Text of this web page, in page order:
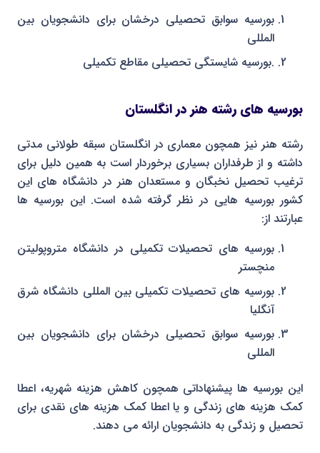
بورسیه سوابق تحصیلی درخشان برای دانشجویان بین
المللی
.بورسیه شایستگی تحصیلی مقاطع تکمیلی
بورسیه های رشته هنر در انگلستان
رشته هنر نیز همچون معماری در انگلستان سبقه طولانی مدتی
داشته و از طرفداران بسیاری برخوردار است به همین دلیل برای
ترغیب تحصیل نخبگان و مستعدان هنر در دانشگاه های این
کشور بورسیه هایی در نظر گرفته شده است. این بورسیه ها
عبارتند از:
بورسیه های تحصیلات تکمیلی در دانشگاه متروپولیتن
منچستر
بورسیه های تحصیلات تکمیلی بین المللی دانشگاه شرق
آنگلیا
بورسیه سوابق تحصیلی درخشان برای دانشجویان بین
المللی
این بورسیه ها پیشنهاداتی همچون کاهش هزینه شهریه، اعطا
کمک هزینه های زندگی و یا اعطا کمک هزینه های نقدی برای
تحصیل و زندگی به دانشجویان ارائه می دهند.